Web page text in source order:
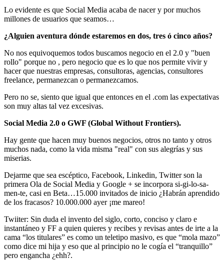
Lo evidente es que Social Media acaba de nacer y por muchos
millones de usuarios que seamos…
¿Alguien aventura dónde estaremos en dos, tres ó cinco años?
No nos equivoquemos todos buscamos negocio en el 2.0 y "buen
rollo" porque no , pero negocio que es lo que nos permite vivir y
hacer que nuestras empresas, consultoras, agencias, consultores
freelance, permanezcan o permanezcamos.
Pero no se, siento que igual que entonces en el .com las expectativas
son muy altas tal vez excesivas.
Social Media 2.0 o GWF (Global Without Frontiers).
Hay gente que hacen muy buenos negocios, otros no tanto y otros
muchos nada, como la vida misma "real" con sus alegrías y sus
miserias.
Dejarme que sea escéptico, Facebook, Linkedin, Twitter son la
primera Ola de Social Media y Google + se incorpora si-gi-lo-sa-
men-te, casi en Beta…15.000 invitados de inicio ¿Habrán aprendido
de los fracasos? 10.000.000 ayer ¡me mareo!
Twiiter: Sin duda el invento del siglo, corto, conciso y claro e
instantáneo y FF a quien quieres y recibes y revisas antes de irte a la
cama “los titulares” es como un teletipo masivo, es que “mola mazo”
como dice mi hija y eso que al principio no le cogía el “tranquillo”
pero engancha ¿ehh?.